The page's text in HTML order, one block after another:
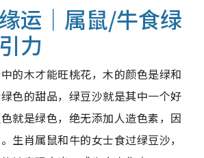
运｜属鼠/牛食绿
力
的木才能旺桃花，木的颜色是绿和
色的甜品，绿豆沙就是其中一个好
就是绿色，绝无添加人造色素，因
生肖属鼠和牛的女士食过绿豆沙，